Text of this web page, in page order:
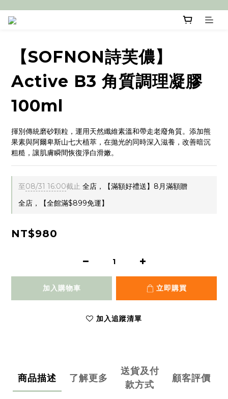
【SOFNON詩芙儂】
Active B3 角質調理凝膠
100ml
揮別傳統磨砂顆粒，運用天然纖維素溫和帶走老廢角質。添加熊
果素與阿爾卑斯山七大植萃，在拋光的同時深入滋養，改善暗沉
粗糙，讓肌膚瞬間恢復淨白滑嫩。
至08/31 16:00截止 全店，【滿額好禮送】8月滿額贈
全店，【全館滿$899免運】
NT$980
加入購物車 立即購買
加入追蹤清單
商品描述 了解更多
送貨及付
款方式
顧客評價